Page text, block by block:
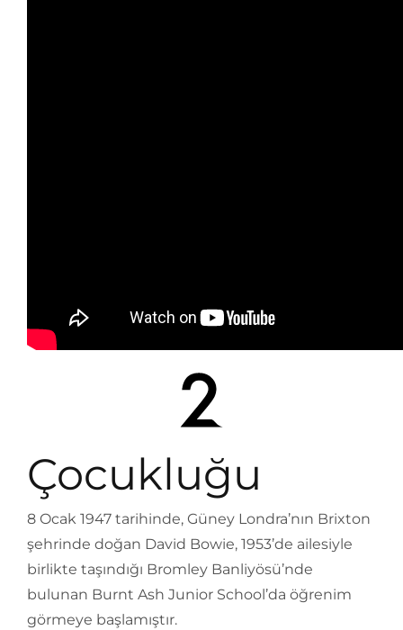
Çocukluğu
8 Ocak 1947 tarihinde, Güney Londra’nın Brixton
şehrinde doğan David Bowie, 1953’de ailesiyle
birlikte taşındığı Bromley Banliyösü’nde
bulunan Burnt Ash Junior School’da öğrenim
görmeye başlamıştır.